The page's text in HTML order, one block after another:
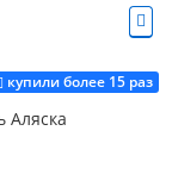
купили более 15 раз
Аляска